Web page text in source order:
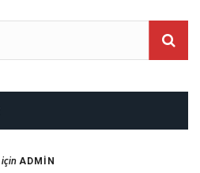
için ADMIN